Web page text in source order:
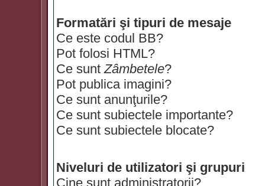
Formatări şi tipuri de mesaje
Ce este codul BB?
Pot folosi HTML?
Ce suntZâmbetele?
Pot publica imagini?
Ce sunt anunţurile?
Ce sunt subiectele importante?
Ce sunt subiectele blocate?
Niveluri de utilizatori şi grupuri
Cine sunt administratorii?